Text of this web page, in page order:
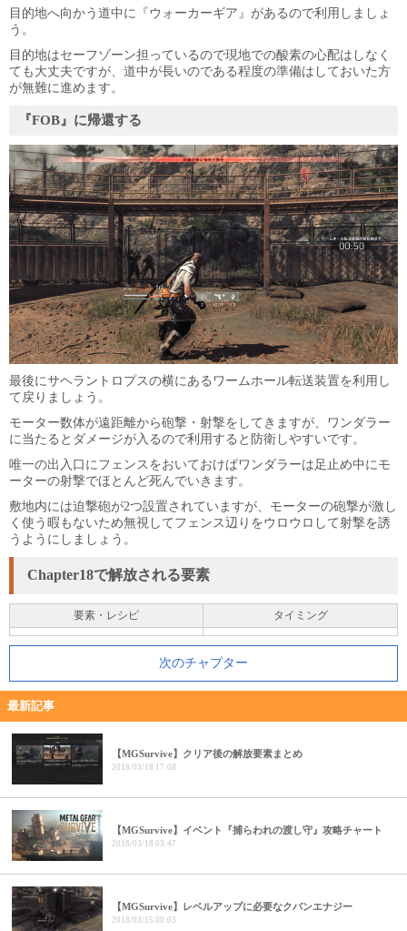
目的地へ向かう道中に『ウォーカーギア』があるので利用しましょ
う。
目的地はセーフゾーン担っているので現地での酸素の心配はしなく
ても大丈夫ですが、道中が長いのである程度の準備はしておいた方
が無難に進めます。
『FOB』に帰還する
最後にサヘラントロプスの横にあるワームホール転送装置を利用し
て戻りましょう。
モーター数体が遠距離から砲撃・射撃をしてきますが、ワンダラー
に当たるとダメージが入るので利用すると防衛しやすいです。
唯一の出入口にフェンスをおいておけばワンダラーは足止め中にモ
ーターの射撃でほとんど死んでいきます。
敷地内には迫撃砲が2つ設置されていますが、モーターの砲撃が激し
く使う暇もないため無視してフェンス辺りをウロウロして射撃を誘
うようにしましょう。
Chapter18で解放される要素
要素・レシピ タイミング
次のチャプター
最新記事
【MGSurvive】クリア後の解放要素まとめ
2018/03/18 17:08
【MGSurvive】イベント『捕らわれの渡し守』攻略チャート
2018/03/18 03:47
【MGSurvive】レベルアップに必要なクバンエナジー
2018/03/15 00:03